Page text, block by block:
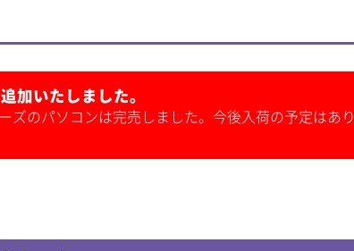
加いたしました。
のパソコンは完売しました。今後入荷の予定はあり